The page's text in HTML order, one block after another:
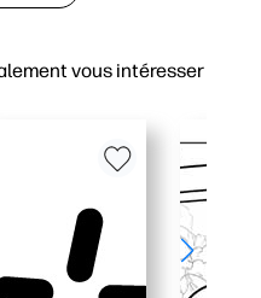
vous intéresser